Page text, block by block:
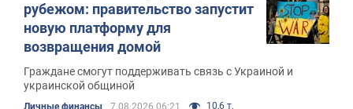
рубежом: правительство запустит
новую платформу для
возвращения домой
Граждане смогут поддерживать связь с Украиной и
украинской общиной
Личные финансы 7.08.2026 06:21 10,6 т.